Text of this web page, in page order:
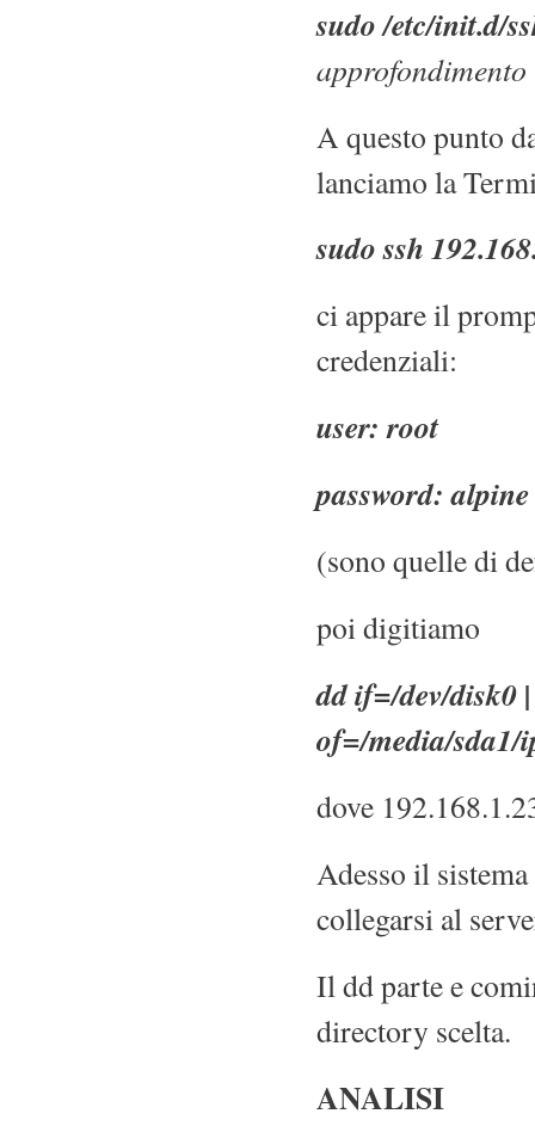
sudo /etc/init.d/
A questo punto
lanciamo la
sudo ssh
ci appare il
credenziali:
user: root
password: alpine
(sono quelle di
poi digitiamo
dd if=/dev/disk0
of=/media/sda1/
dove
Adesso il
collegarsi al
Il dd parte e
directory scelta.
ANALISI